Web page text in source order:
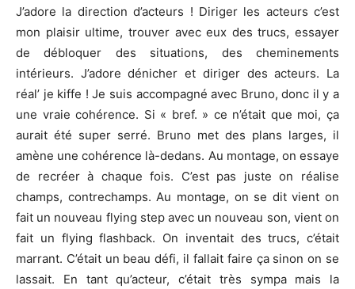
J’adore la direction d’acteurs ! Diriger les acteurs c’est
mon plaisir ultime, trouver avec eux des trucs, essayer
de débloquer des situations, des cheminements
intérieurs. J’adore dénicher et diriger des acteurs. La
réal’ je kiffe ! Je suis accompagné avec Bruno, donc il y a
une vraie cohérence. Si « bref. » ce n’était que moi, ça
aurait été super serré. Bruno met des plans larges, il
amène une cohérence là-dedans. Au montage, on essaye
de recréer à chaque fois. C’est pas juste on réalise
champs, contrechamps. Au montage, on se dit vient on
fait un nouveau flying step avec un nouveau son, vient on
fait un flying flashback. On inventait des trucs, c’était
marrant. C’était un beau défi, il fallait faire ça sinon on se
lassait. En tant qu’acteur, c’était très sympa mais la